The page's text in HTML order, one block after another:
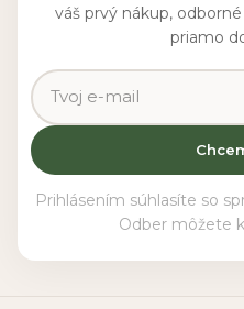
váš prvý nákup,
priamo
Prihlásením súhlasíte so
Odber môžete